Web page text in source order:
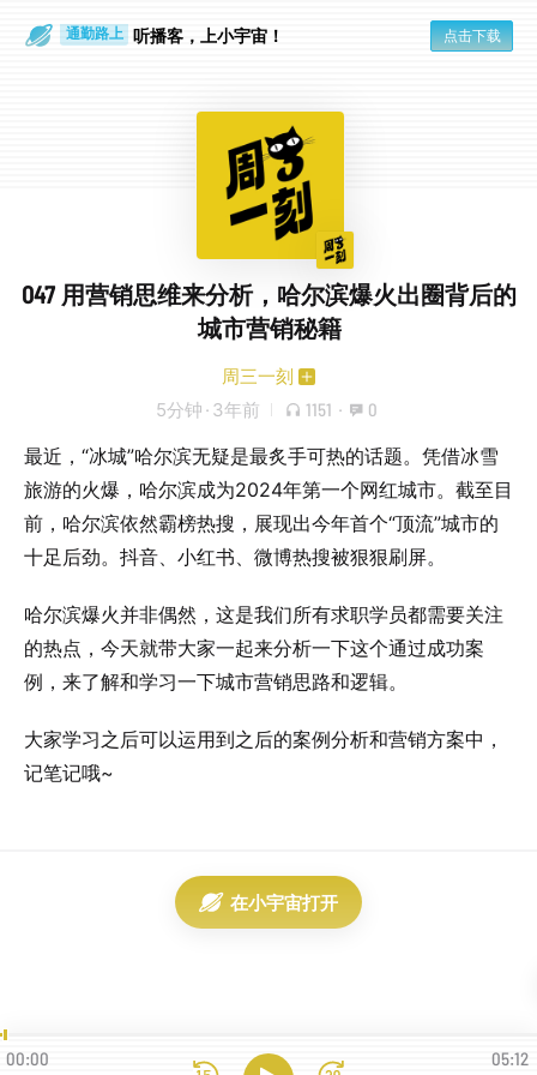
通勤路上 听播客，上小宇宙！ 点击下载
047 用营销思维来分析，哈尔滨爆火出圈背后的
城市营销秘籍
周三一刻
5分钟 · 3年前 1151 · 0
最近，“冰城”哈尔滨无疑是最炙手可热的话题。凭借冰雪
旅游的火爆，哈尔滨成为2024年第一个网红城市。截至目
前，哈尔滨依然霸榜热搜，展现出今年首个“顶流”城市的
十足后劲。抖音、小红书、微博热搜被狠狠刷屏。
哈尔滨爆火并非偶然，这是我们所有求职学员都需要关注
的热点，今天就带大家一起来分析一下这个通过成功案
例，来了解和学习一下城市营销思路和逻辑。
大家学习之后可以运用到之后的案例分析和营销方案中，
记笔记哦~
在小宇宙打开
00:00 05:12